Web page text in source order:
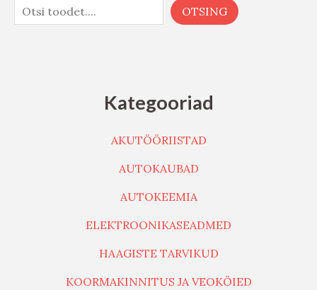
OTSING
Kategooriad
AKUTÖÖRIISTAD
AUTOKAUBAD
AUTOKEEMIA
ELEKTROONIKASEADMED
HAAGISTE TARVIKUD
KOORMAKINNITUS JA VEOKÖIED